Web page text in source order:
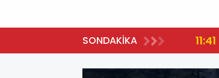
SONDAKİKA 11:41